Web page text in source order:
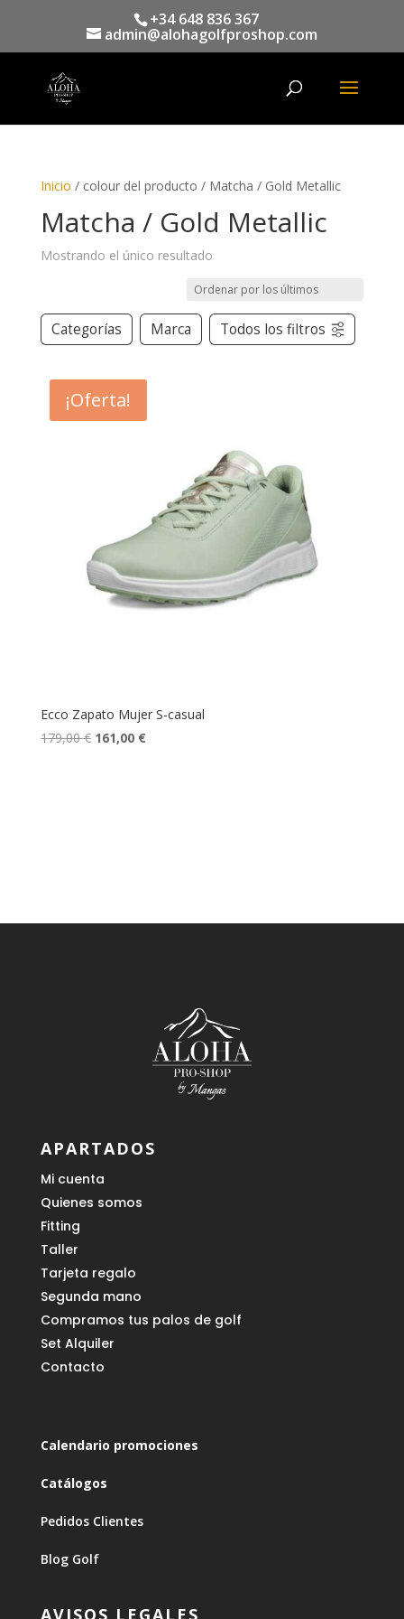
+34 648 836 367
admin@alohagolfproshop.com
productos
Inicio / colour del producto / Matcha / Gold Metallic
Matcha / Gold Metallic
Mostrando el único resultado
Categorías Marca Todos los filtros
¡Oferta!
Ecco Zapato Mujer S-casual
179,00€ El
161,00 €El
APARTADOS
Mi cuenta
Quienes somos
Fitting
Taller
Tarjeta regalo
Segunda mano
Compramos tus palos de golf
Set Alquiler
Contacto
Calendario promociones
Catálogos
Pedidos Clientes
Blog Golf
AVISOS LEGALES